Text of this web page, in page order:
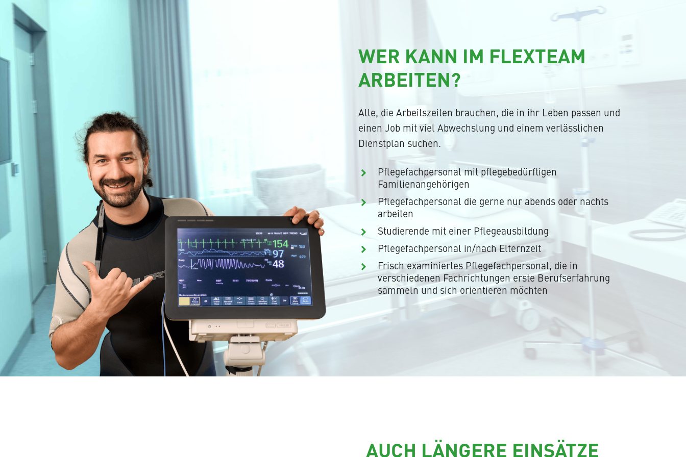
WER KANN IM FLEXTEAM
ARBEITEN?
Alle, die Arbeitszeiten brauchen, die in ihr Leben passen und
einen Job mit viel Abwechslung und einem verlässlichen
Dienstplan suchen.
Pflegefachpersonal mit pflegebedürftigen
Familienangehörigen
Pflegefachpersonal die gerne nur abends oder nachts
arbeiten
Studierende mit einer Pflegeausbildung
Pflegefachpersonal in/nach Elternzeit
Frisch examiniertes Pflegefachpersonal, die in
verschiedenen Fachrichtungen erste Berufserfahrung
sammeln und sich orientieren möchten
AUCH LÄNGERE EINSÄTZE